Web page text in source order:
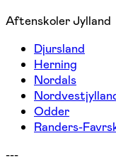
Aftenskoler Jylland
Djursland
Herning
Nordals
Odder
Randers-
---